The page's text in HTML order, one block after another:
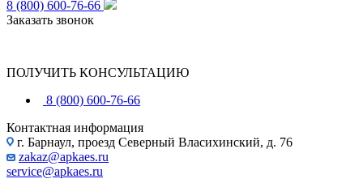
8 (800) 600-76-66
Заказать звонок
ПОЛУЧИТЬ КОНСУЛЬТАЦИЮ
8 (800) 600-76-66
Контактная информация
г. Барнаул, проезд Северный Власихинский, д. 76
zakaz@apkaes.ru
service@apkaes.ru